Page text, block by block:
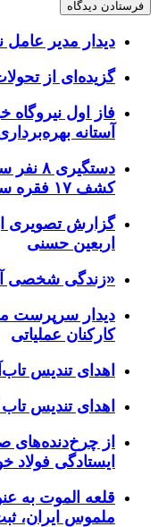
دیدار مدیر عامل
گزیده‌ای از
فاز اول نیروگاه
آستانه
کشف ۱۷ فقره سرقت
گزارش تصویری
اربعین حسنی
«زندگی شخصی
دیدار سرپرست
کارکنان عملیاتی
اهدای تندیس
اهدای تندیس
ایستادگی فولاد
قلعه الموت به
ملموس ایران،